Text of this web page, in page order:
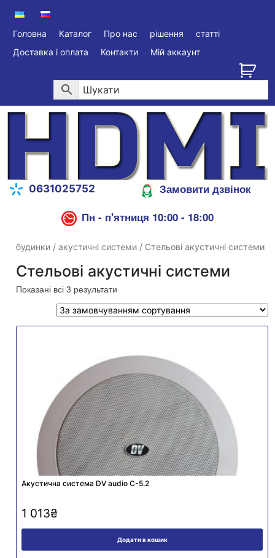
Головна Каталог Про нас рішення
статті
Доставка і оплата
Контакти Мій аккаунт
0631025752
Замовити дзвінок
Пн - п'ятниця 10:00 - 18:00
будинки /акустичні системи / Стельові акустичні системи
Стельові акустичні системи
Показані всі 3 результати
Акустична система DV audio C-5.2
1 013₴
Додати в кошик